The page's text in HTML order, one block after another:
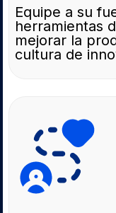
Equipe a su
herramientas
mejorar la
cultura de